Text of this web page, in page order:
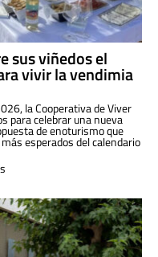
sus viñedos el
vivir la vendimia
la Cooperativa de Viver
para celebrar una nueva
de enoturismo que
esperados del calendario